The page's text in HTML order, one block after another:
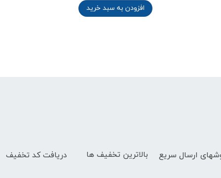
افزودن به سبد خرید
ارسال سریع دریافت کد تخفیف بالاترین تخفیف ها